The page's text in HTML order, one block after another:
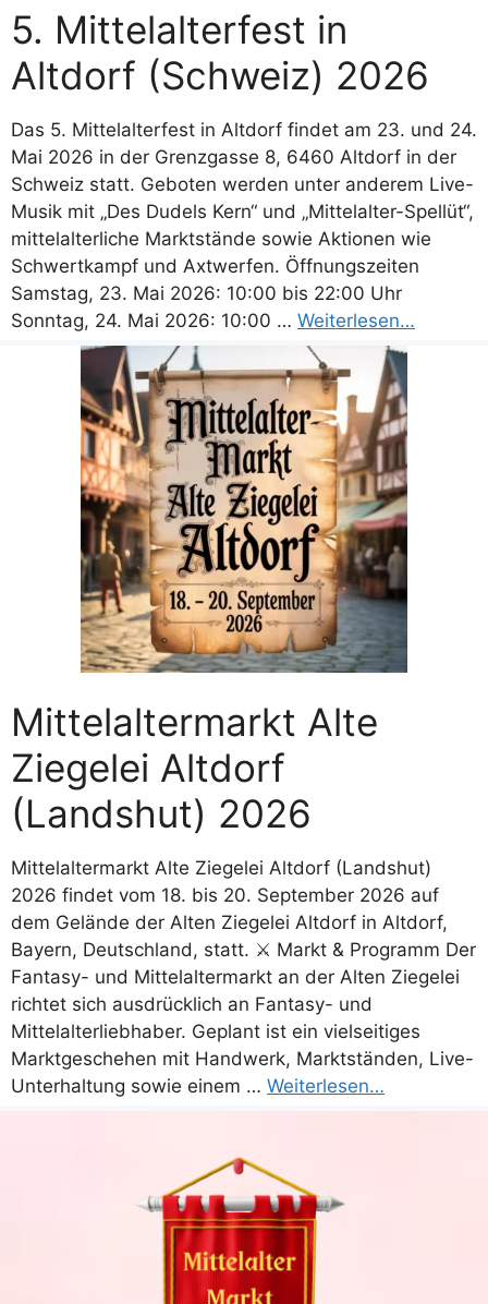
5. Mittelalterfest in
Altdorf (Schweiz) 2026
Das 5. Mittelalterfest in Altdorf findet am 23. und 24.
Mai 2026 in der Grenzgasse 8, 6460 Altdorf in der
Schweiz statt. Geboten werden unter anderem Live-
Musik mit „Des Dudels Kern“ und „Mittelalter-Spellüt“,
mittelalterliche Marktstände sowie Aktionen wie
Schwertkampf und Axtwerfen. Öffnungszeiten
Samstag, 23. Mai 2026: 10:00 bis 22:00 Uhr
Sonntag, 24. Mai 2026: 10:00 … Weiterlesen…
Mittelaltermarkt Alte
Ziegelei Altdorf
(Landshut) 2026
Mittelaltermarkt Alte Ziegelei Altdorf (Landshut)
2026 findet vom 18. bis 20. September 2026 auf
dem Gelände der Alten Ziegelei Altdorf in Altdorf,
Bayern, Deutschland, statt. ⚔️ Markt & Programm Der
Fantasy- und Mittelaltermarkt an der Alten Ziegelei
richtet sich ausdrücklich an Fantasy- und
Mittelalterliebhaber. Geplant ist ein vielseitiges
Marktgeschehen mit Handwerk, Marktständen, Live-
Unterhaltung sowie einem … Weiterlesen…